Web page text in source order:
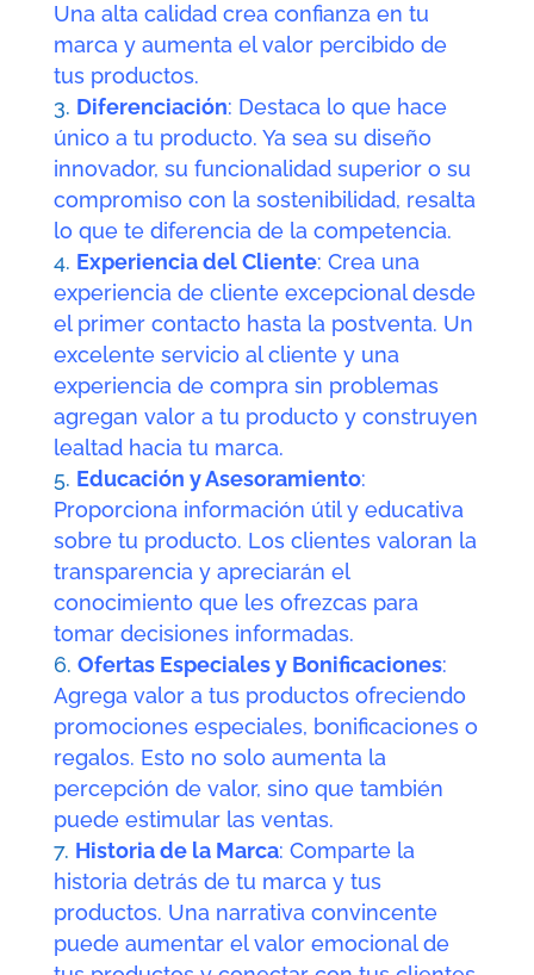
Una alta calidad crea confianza en tu
marca y aumenta el valor percibido de
tus productos.
Diferenciación: Destaca lo que hace
único a tu producto. Ya sea su diseño
innovador, su funcionalidad superior o su
compromiso con la sostenibilidad, resalta
lo que te diferencia de la competencia.
Experiencia del Cliente: Crea una
experiencia de cliente excepcional desde
el primer contacto hasta la postventa. Un
excelente servicio al cliente y una
experiencia de compra sin problemas
agregan valor a tu producto y construyen
lealtad hacia tu marca.
Educación y Asesoramiento:
Proporciona información útil y educativa
sobre tu producto. Los clientes valoran la
transparencia y apreciarán el
conocimiento que les ofrezcas para
tomar decisiones informadas.
Ofertas Especiales y Bonificaciones:
Agrega valor a tus productos ofreciendo
promociones especiales, bonificaciones o
regalos. Esto no solo aumenta la
percepción de valor, sino que también
puede estimular las ventas.
Historia de la Marca: Comparte la
historia detrás de tu marca y tus
productos. Una narrativa convincente
puede aumentar el valor emocional de